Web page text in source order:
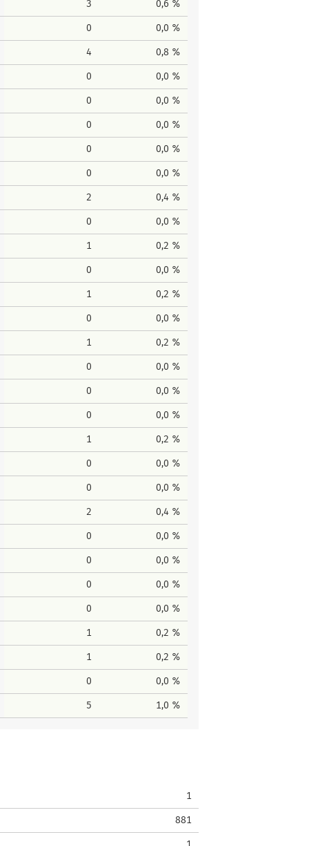
3 0,6 %
0 0,0 %
4 0,8 %
0 0,0 %
0 0,0 %
0 0,0 %
0 0,0 %
0 0,0 %
2 0,4 %
0 0,0 %
1 0,2 %
0 0,0 %
1 0,2 %
0 0,0 %
1 0,2 %
0 0,0 %
0 0,0 %
0 0,0 %
1 0,2 %
0 0,0 %
0 0,0 %
2 0,4 %
0 0,0 %
0 0,0 %
0 0,0 %
0 0,0 %
1 0,2 %
1 0,2 %
0 0,0 %
5 1,0 %
1
881